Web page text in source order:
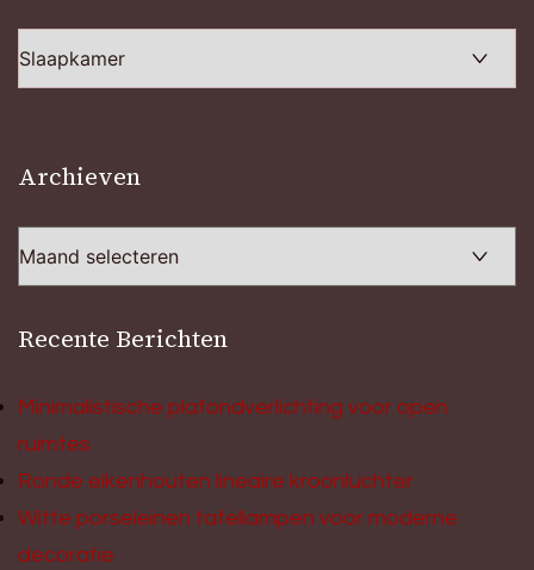
Archieven
Recente Berichten
Minimalistische plafondverlichting voor open
ruimtes
Ronde eikenhouten lineaire kroonluchter
Witte porseleinen tafellampen voor moderne
decoratie